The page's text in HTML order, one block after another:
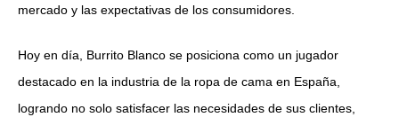
mercado y las expectativas de los consumidores.
Hoy en día, Burrito Blanco se posiciona como un jugador
destacado en la industria de la ropa de cama en España,
logrando no solo satisfacer las necesidades de sus clientes,